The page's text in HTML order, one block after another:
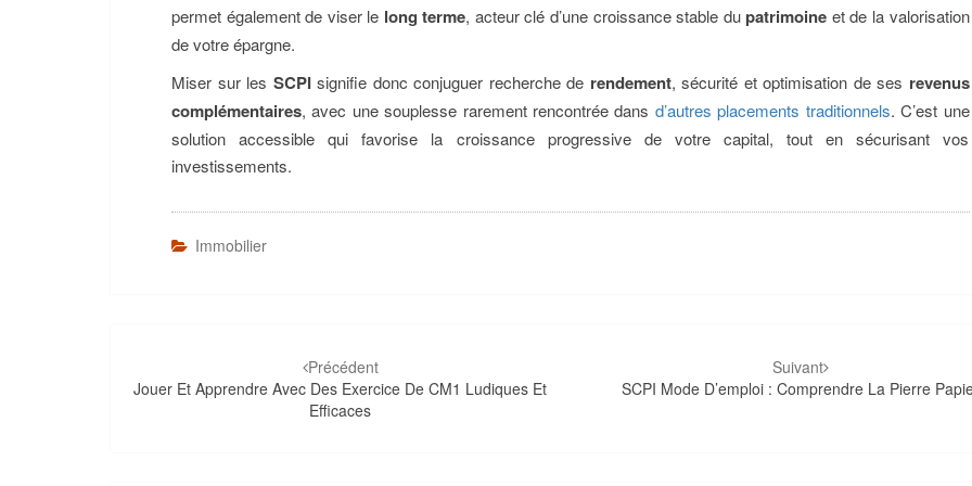
permet également de viser le long terme, acteur clé d’une croissance stable dupatrimoine et de la valorisation
de votre épargne.
Miser sur les SCPIsignifie donc conjuguer recherche de rendement, sécurité et optimisation de ses revenus
complémentaires, avec une souplesse rarement rencontrée dans d’autres placements traditionnels. C’est une
solution accessible qui favorise la croissance progressive de votre capital, tout en sécurisant vos
investissements.
Immobilier
d'article
Précédent
Jouer Et Apprendre Avec Des Exercice De CM1 Ludiques Et
Efficaces
Suivant
SCPI Mode D’emploi : Comprendre La Pierre